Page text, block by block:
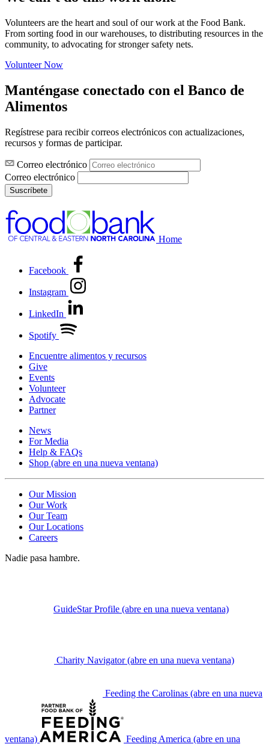
Volunteers are the heart and soul of our work at the Food Bank.
From sorting food in our warehouses, to distributing resources in the
community, to advocating for stronger safety nets.
Volunteer Now
Manténgase conectado con el Banco de
Alimentos
Regístrese para recibir correos electrónicos con actualizaciones,
recursos y formas de participar.
Correo electrónico
Correo electrónico
Suscríbete
Home
Facebook
Instagram
LinkedIn
Spotify
Encuentre alimentos y recursos
Give
Events
Volunteer
Advocate
Partner
News
For Media
Help & FAQs
Shop (abre en una nueva ventana)
Our Mission
Our Work
Our Team
Our Locations
Careers
Nadie pasa hambre.
GuideStar Profile (abre en una nueva ventana)
Charity Navigator (abre en una nueva ventana)
Feeding the Carolinas (abre en una nueva
ventana) Feeding America (abre en una